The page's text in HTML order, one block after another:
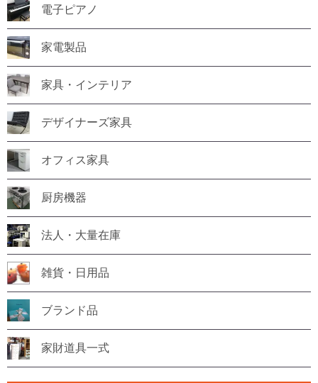
電子ピアノ
家電製品
家具・インテリア
デザイナーズ家具
オフィス家具
厨房機器
法人・大量在庫
雑貨・日用品
ブランド品
家財道具一式